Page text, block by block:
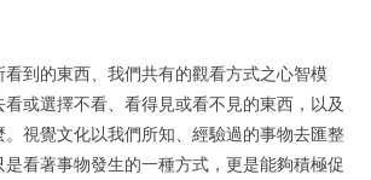
到的東西、我們共有的觀看方式之心智模
或選擇不看、看得見或看不見的東西，以及
視覺文化以我們所知、經驗過的事物去匯整
看著事物發生的一種方式，更是能夠積極促